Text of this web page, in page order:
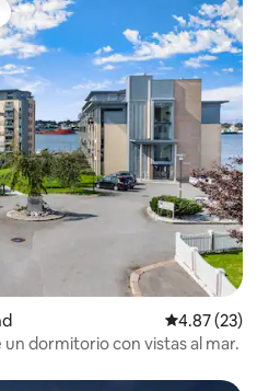
Calificación
4.87 (23)
dormitorio con vistas al mar.